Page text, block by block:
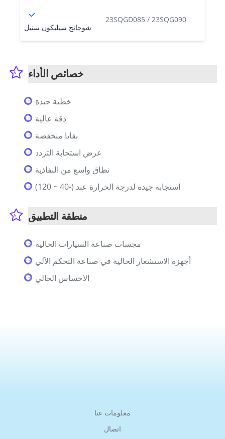
شوجانج سيليكون ستيل
23SQGD085 / 23SQG090
خصائص الأداء
خطية جيدة
دقة عالية
بقايا منخفضة
عرض استجابة التردد
نطاق واسع من النفاذية
استجابة جيدة لدرجة الحرارة عند (-40 ~ 120)
منطقة التطبيق
مجسات صناعة السيارات الحالية
أجهزة الاستشعار الحالية في صناعة التحكم الآلي
الاحساس الحالي
معلومات عنا
اتصال